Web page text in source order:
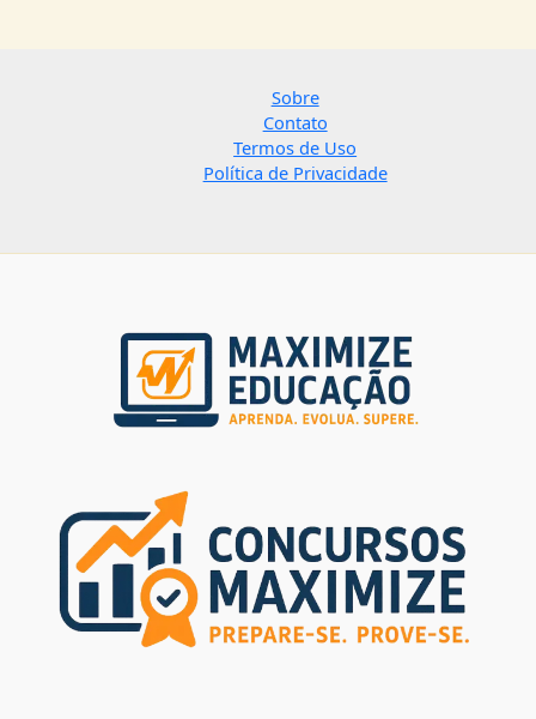
Sobre
Contato
Termos de Uso
Política de Privacidade